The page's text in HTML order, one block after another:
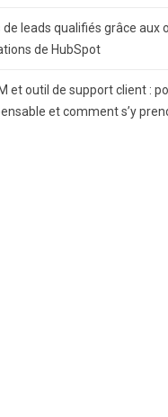
leads qualifiés grâce aux
de HubSpot
et outil de support client :
et comment s’y